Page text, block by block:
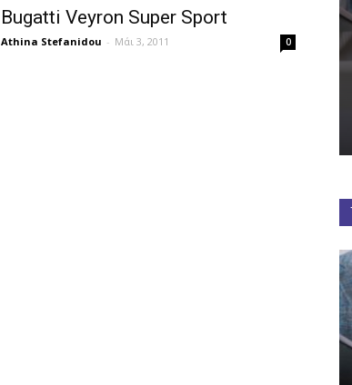
Bugatti Veyron Super Sport
Athina Stefanidou - Μάι 3, 2011 0